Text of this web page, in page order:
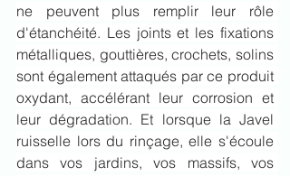
ne peuvent plus remplir leur rôle
d'étanchéité. Les joints et les fixations
métalliques, gouttières, crochets, solins
sont également attaqués par ce produit
oxydant, accélérant leur corrosion et
leur dégradation. Et lorsque la Javel
ruisselle lors du rinçage, elle s'écoule
dans vos jardins, vos massifs, vos